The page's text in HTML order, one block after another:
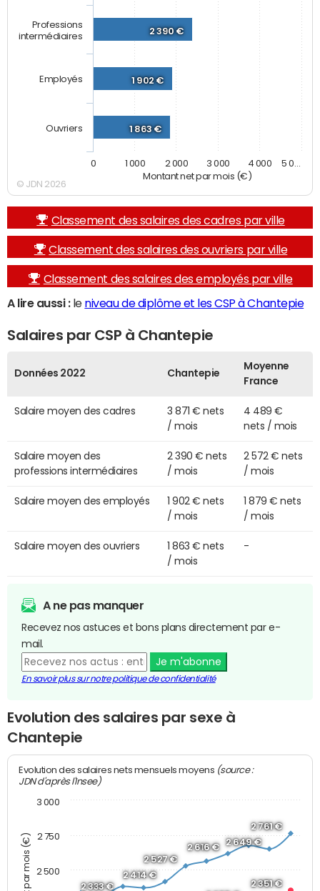
Montant net par mois (€)
2 390 €
1 902 €
1 863 €
Professions
intermédiaires
Employés
Ouvriers
0 1 000 2 000 3 000 4 000 5 0…
© JDN 2026
Classement des salaires des cadres par ville
Classement des salaires des ouvriers par ville
Classement des salaires des employés par ville
A lire aussi :le niveau de diplôme et les CSP à Chantepie
Salaires par CSP à Chantepie
Données 2022 Chantepie
Moyenne
France
Salaire moyen des cadres
3 871 € nets
/ mois
4 489 €
nets / mois
Salaire moyen des
professions intermédiaires
2 390 € nets
/ mois
2 572 € nets
/ mois
Salaire moyen des employés
1 902 € nets
/ mois
1 879 € nets
/ mois
Salaire moyen des ouvriers
1 863 € nets
/ mois
-
A ne pas manquer
Recevez nos astuces et bons plans directement par e-
mail.
Je m'abonne
En savoir plus sur notre politique de confidentialité
Evolution des salaires par sexe à
Chantepie
Evolution des salaires nets mensuels moyens (source :
JDN d'après l'Insee)
2 351 €
2 333 €
2 414 €
2 527 €
2 616 €
2 649 €
2 761 €
2 500
2 750
3 000